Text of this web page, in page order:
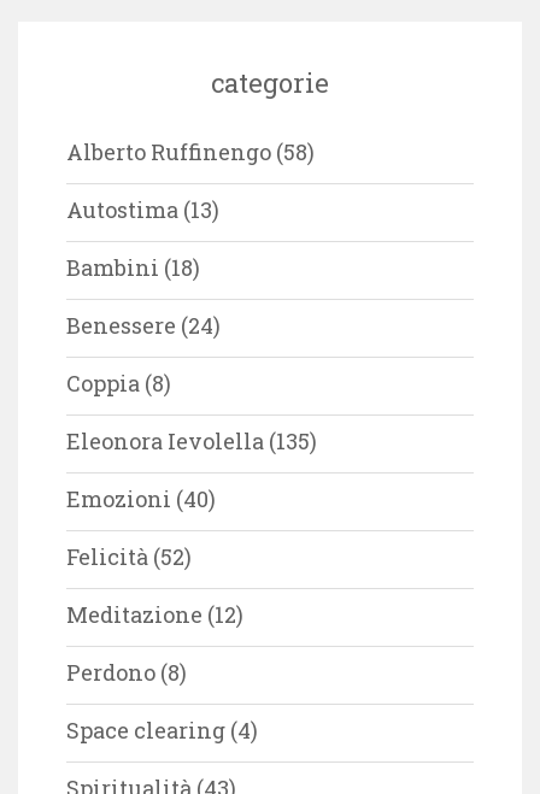
categorie
Alberto Ruffinengo (58)
Autostima (13)
Bambini (18)
Benessere (24)
Coppia (8)
Eleonora Ievolella (135)
Emozioni (40)
Felicità (52)
Meditazione (12)
Perdono (8)
Space clearing (4)